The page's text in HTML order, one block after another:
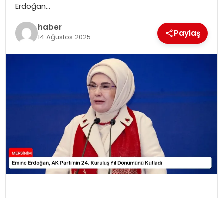
OTOMOBIL
Erdoğan…
haber
14 Ağustos 2025 Paylaş